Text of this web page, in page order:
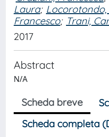
Laura;
Francesco; Trani,
2017
Abstract
N/A
Scheda breve
Scheda completa